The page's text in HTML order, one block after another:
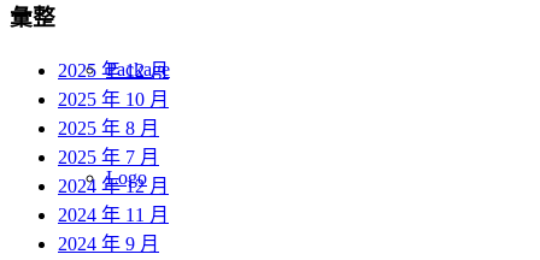
Package
Logo
彙整
2025 年 12 月
2025 年 10 月
2025 年 8 月
2025 年 7 月
2024 年 12 月
2024 年 11 月
2024 年 9 月